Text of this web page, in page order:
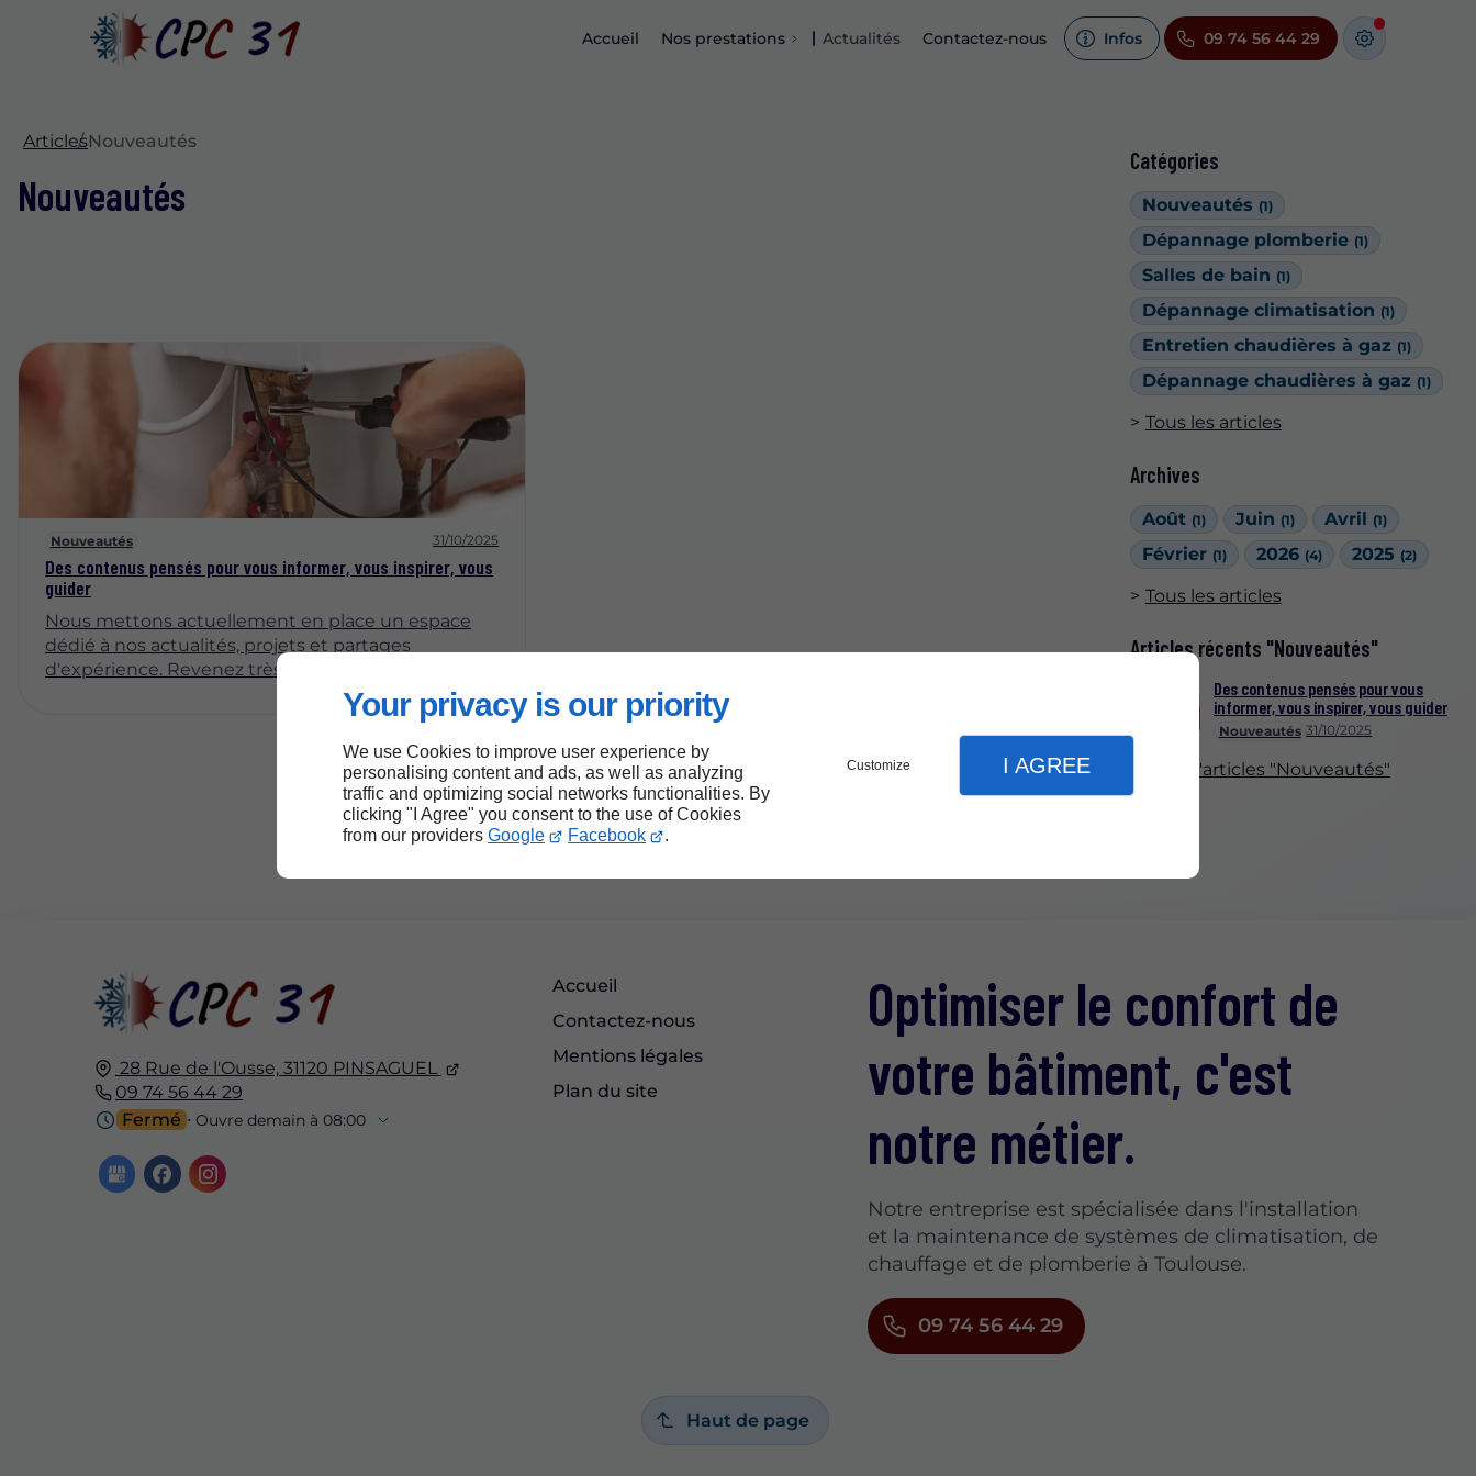
Your privacy is our priority
We use Cookies to improve user experience by
personalising content and ads, as well as analyzing
traffic and optimizing social networks functionalities. By
clicking "I Agree" you consent to the use of Cookies
from our providers Google Facebook .
Customize I AGREE
Accueil Nos prestations Actualités Contactez-nous Infos 09 74 56 44 29
Catégories
Nouveautés (1)
Dépannage plomberie (1)
Salles de bain (1)
Dépannage climatisation (1)
Entretien chaudières à gaz (1)
Dépannage chaudières à gaz (1)
Tous les articles
Archives
Août (1) Juin (1) Avril (1)
Février (1) 2026 (4) 2025 (2)
Tous les articles
Articles récents "Nouveautés"
Nouveautés 31/10/2025
Des contenus pensés pour vous
informer, vous inspirer, vous guider
Plus d'articles "Nouveautés"
ArticlesNouveautés
Nouveautés
Nouveautés 31/10/2025
Des contenus pensés pour vous informer, vous inspirer, vous
guider
Nous mettons actuellement en place un espace
dédié à nos actualités, projets et partages
d'expérience. Revenez très bientôt pour découvrir
28 Rue de l'Ousse, 31120 PINSAGUEL
09 74 56 44 29
Fermé ⋅ Ouvre demain à 08:00
Accueil
Contactez-nous
Mentions légales
Plan du site
Optimiser le confort de
votre bâtiment, c'est
notre métier.
Notre entreprise est spécialisée dans l'installation
et la maintenance de systèmes de climatisation, de
chauffage et de plomberie à Toulouse.
09 74 56 44 29
Haut de page